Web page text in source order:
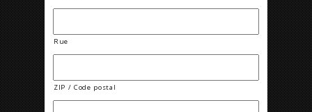
Rue
ZIP / Code postal